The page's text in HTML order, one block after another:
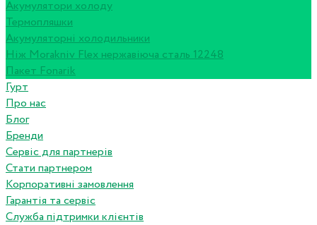
Акумулятори холоду
Термопляшки
Акумуляторні холодильники
Ніж Morakniv Flex нержавіюча сталь 12248
Пакет Fonarik
Гурт
Про нас
Блог
Бренди
Сервіс для партнерів
Стати партнером
Корпоративні замовлення
Гарантія та сервіс
Служба підтримки клієнтів